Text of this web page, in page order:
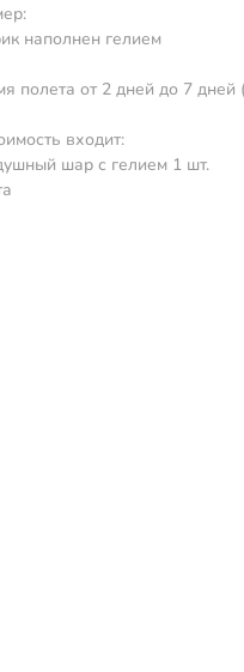
наполнен гелием
полета от 2 дней до 7 дней
входит:
шар с гелием 1 шт.